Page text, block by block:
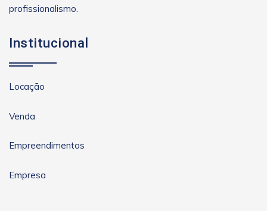
profissionalismo.
Institucional
Locação
Venda
Empreendimentos
Empresa